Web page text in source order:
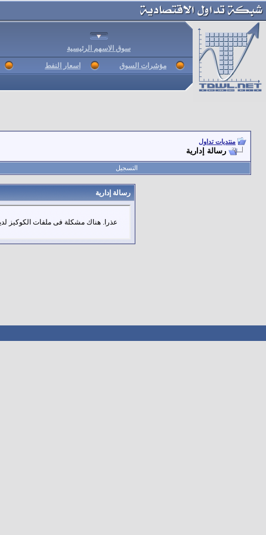
سوق الاسهم الرئيسية
مؤشرات السوق اسعار النفط
منتديات تداول
رسالة إدارية
التسجيل
رسالة إدارية
عذرا. هناك مشكلة فى ملفات الكوكيز